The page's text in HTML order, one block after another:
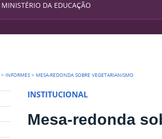
MINISTÉRIO DA EDUCAÇÃO
> INFORMES > MESA-REDONDA SOBRE VEGETARIANISMO
INSTITUCIONAL
Mesa-redonda